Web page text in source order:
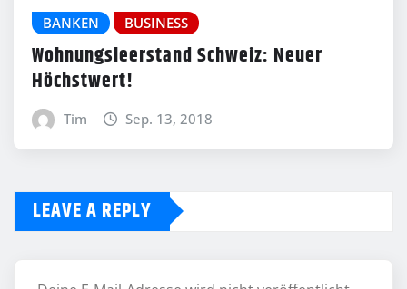
BANKEN BUSINESS
Wohnungsleerstand Schweiz: Neuer
Höchstwert!
Tim Sep. 13, 2018
LEAVE A REPLY